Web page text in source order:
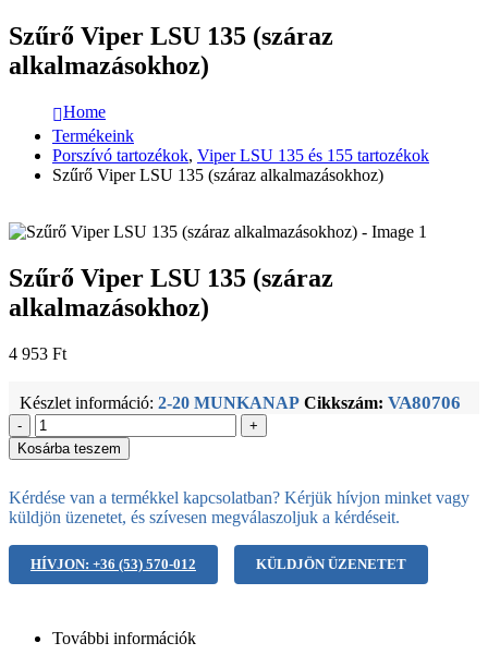
Szűrő Viper LSU 135 (száraz
alkalmazásokhoz)
Home
Termékeink
Porszívó tartozékok, Viper LSU 135 és 155 tartozékok
Szűrő Viper LSU 135 (száraz alkalmazásokhoz)
Szűrő Viper LSU 135 (száraz
alkalmazásokhoz)
4 953 Ft
Készlet információ: 2-20 MUNKANAP Cikkszám: VA80706
-
+
Kosárba teszem
Kérdése van a termékkel kapcsolatban? Kérjük hívjon minket vagy
küldjön üzenetet, és szívesen megválaszoljuk a kérdéseit.
HÍVJON: +36 (53) 570-012 KÜLDJÖN ÜZENETET
További információk